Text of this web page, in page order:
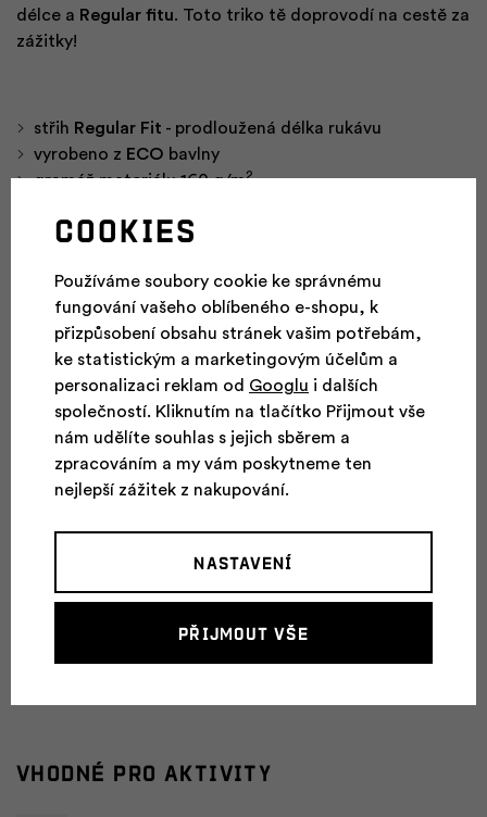
délce a Regular fitu. Toto triko tě doprovodí na cestě za
zážitky!
střih Regular Fit - prodloužená délka rukávu
vyrobeno z ECO bavlny
gramáž materiálu 160 g/m2
Parametry
Pohlaví Pánské
Vhodné pro
aktivity
Turistika
Složení
100% organic cotton, 100 %
organická bavlna
Typ produktu tričko s krátkým rukávem, tričko
Barva light gray
Everyday, Everyday Life
S krátkým rukávem
Vhodné pro aktivity
Cookies
Používáme soubory cookie ke správnému
fungování vašeho oblíbeného e-shopu, k
přizpůsobení obsahu stránek vašim potřebám,
ke statistickým a marketingovým účelům a
personalizaci reklam od Googlu i dalších
společností. Kliknutím na tlačítko Přijmout vše
nám udělíte souhlas s jejich sběrem a
zpracováním a my vám poskytneme ten
nejlepší zážitek z nakupování.
Nastavení
Přijmout vše